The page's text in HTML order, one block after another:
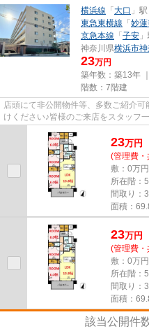
横浜線 「 大口 」
東急東横線 「 妙
京急本線 「 子安
神奈川県横浜市
23万円
築年数：築13年
階数：7階建
店頭にて非公開物件等、多数ご紹介
けください♪皆様のご来店をスタッフ
23万円
(管理費
敷：0万
所在階：
間取り：
面積：
23万円
(管理費
敷：0万
所在階：
間取り：
面積：
該当公開件